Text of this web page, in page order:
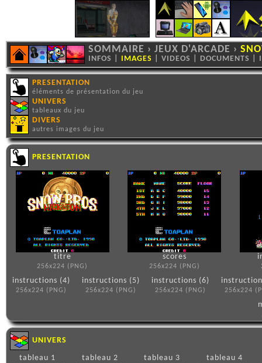
SOMMAIRE › JEUX D'ARCADE ›
INFOS IMAGES VIDEOS DOCUMENTS
PRESENTATION
éléments de présentation du jeu
UNIVERS
tableaux du jeu
DIVERS
autres images du jeu
PRESENTATION
titre
256x224 (PNG)
scores
256x224 (PNG)
instructions (4)
256x224 (PNG)
instructions (5)
256x224 (PNG)
instructions (6)
256x224 (PNG) 256x224
UNIVERS
tableau 1
tableau 2 tableau 3 tableau 4